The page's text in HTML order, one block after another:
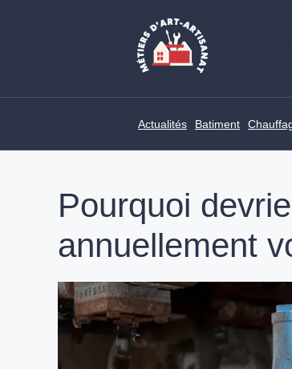
Actualités Batiment
Pourquoi
annuellement